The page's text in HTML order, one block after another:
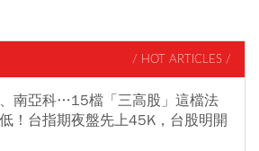
/ HOT ARTICLES /
南亞科…15檔「三高股」這檔法
！台指期夜盤先上45K，台股明開